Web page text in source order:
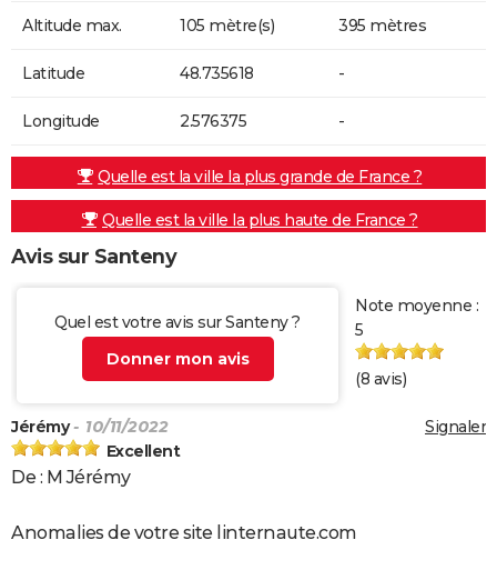
Altitude max. 105 mètre(s) 395 mètres
Latitude 48.735618 -
Longitude 2.576375 -
Quelle est la ville la plus grande de France ?
Quelle est la ville la plus haute de France ?
Avis sur Santeny
Quel est votre avis sur Santeny ?
Donner mon avis
Note moyenne :
5
(8 avis)
Signaler
Jérémy- 10/11/2022
Excellent
De : M Jérémy
Anomalies de votre site linternaute.com